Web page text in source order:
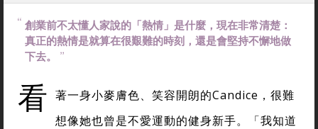
創業前不太懂人家說的「熱情」是什麼，現在非常清楚：
真正的熱情是就算在很艱難的時刻，還是會堅持不懈地做
下去。
看 著一身小麥膚色、笑容開朗的Candice，很難
想像她也曾是不愛運動的健身新手。「我知道